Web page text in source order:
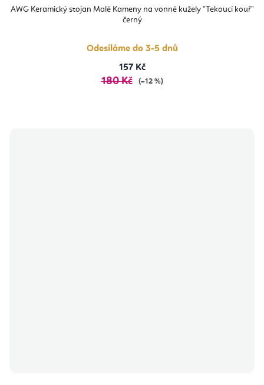
AWG Keramický stojan Malé Kameny na vonné kužely "Tekoucí kouř"
černý
produktu
je
hvězdiček.
Odesíláme do 3-5 dnů
157 Kč
180 Kč (–12 %)